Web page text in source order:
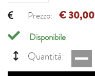
Prezzo: € 30,00
Disponibile
Quantità: